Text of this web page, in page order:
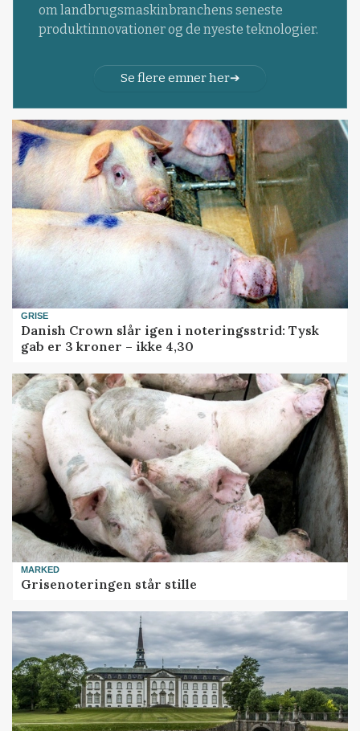
om landbrugsmaskinbranchens seneste
produktinnovationer og de nyeste teknologier.
Se flere emner her
GRISE
Danish Crown slår igen i noteringsstrid: Tysk
gab er 3 kroner – ikke 4,30
MARKED
Grisenoteringen står stille